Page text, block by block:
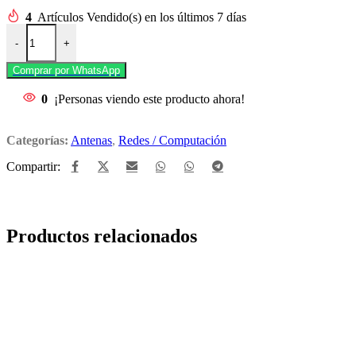
4 Artículos Vendido(s) en los últimos 7 días
-
CPE de Exterior cpe220 2.4Gz 300Mbps 12dBi Tp link. cantidad
+
Comprar por WhatsApp
0 ¡Personas viendo este producto ahora!
Categorías: Antenas, Redes / Computación
Compartir:
Productos relacionados